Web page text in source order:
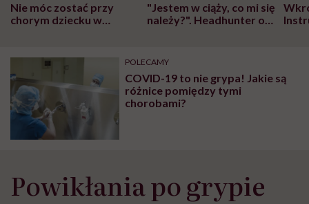
Nie móc zostać przy
chorym dziecku w
może chyba tylko
głupota i brak
wyobraźni"
"Jestem w ciąży, co mi się
należy?". Headhunter o
pracy
POLECAMY
COVID-19 to nie grypa! Jakie są
różnice pomiędzy tymi
chorobami?
Powikłania po grypie